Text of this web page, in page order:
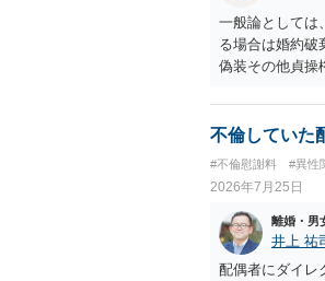
一般論としては
る場合は婚約破
偽装その他貞操
ったということ
ます。
不倫していた
#不倫慰謝料 #異性
2026年7月25日
離婚・男
井上 祐
配偶者にダイレ